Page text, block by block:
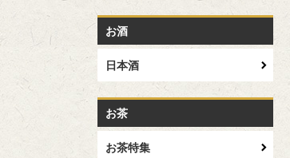
お酒
日本酒
お茶
お茶特集